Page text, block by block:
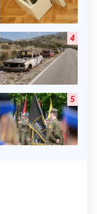
4
5